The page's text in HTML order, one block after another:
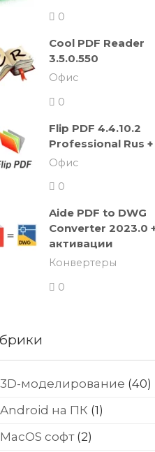
0
Cool PDF Reader
3.5.0.550
Офис
0
Flip PDF 4.4.10.2
Professional Rus
Офис
0
Aide PDF to DWG
Converter 2023.0
активации
Конвертеры
0
3D-моделирование (40)
Android на ПК (1)
MacOS софт(2)